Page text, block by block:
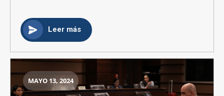
Leer más
MAYO 13, 2024